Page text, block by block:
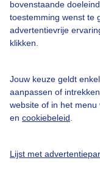
bovenstaande
toestemming wenst te
advertentievrije
klikken.
Jouw keuze geldt
aanpassen of
website of in het
en cookiebeleid
Lijst met
Veelgestelde
Contact
Adverteren
Buienradar Team
Cookie beleid